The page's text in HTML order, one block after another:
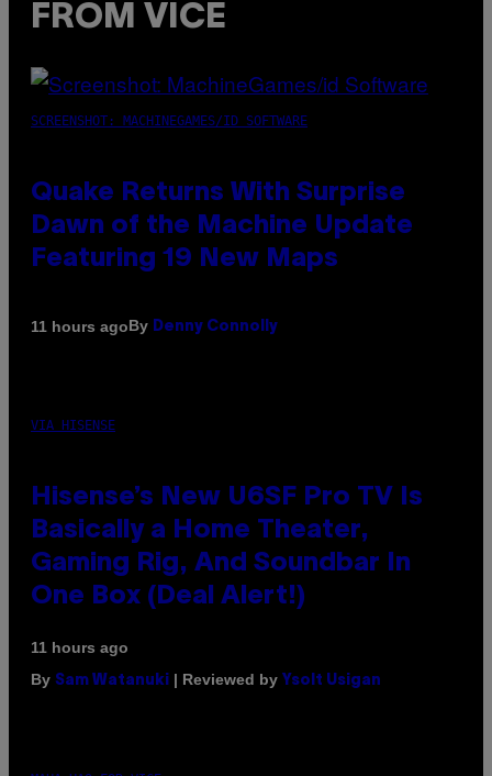
FROM VICE
SCREENSHOT: MACHINEGAMES/ID SOFTWARE
Quake Returns With Surprise
Dawn of the Machine Update
Featuring 19 New Maps
11 hours agoBy Denny Connolly
VIA HISENSE
Hisense’s New U6SF Pro TV Is
Basically a Home Theater,
Gaming Rig, And Soundbar In
One Box (Deal Alert!)
11 hours ago
By Sam Watanuki | Reviewed by Ysolt Usigan